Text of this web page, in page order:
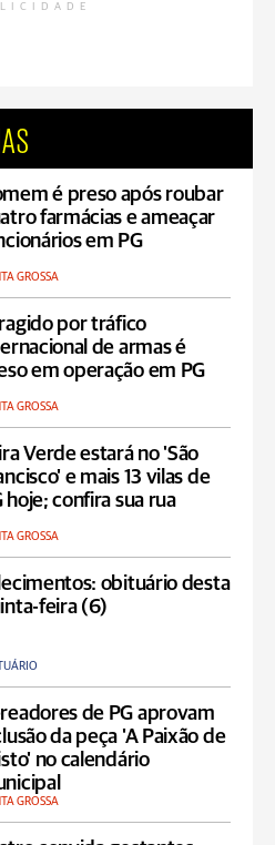
é preso após roubar
farmácias e ameaçar
em PG
GROSSA
por tráfico
de armas é
em operação em PG
GROSSA
Verde estará no 'São
e mais 13 vilas de
hoje; confira sua rua
GROSSA
obituário desta
feira (6)
de PG aprovam
da peça 'A Paixão de
no calendário
GROSSA